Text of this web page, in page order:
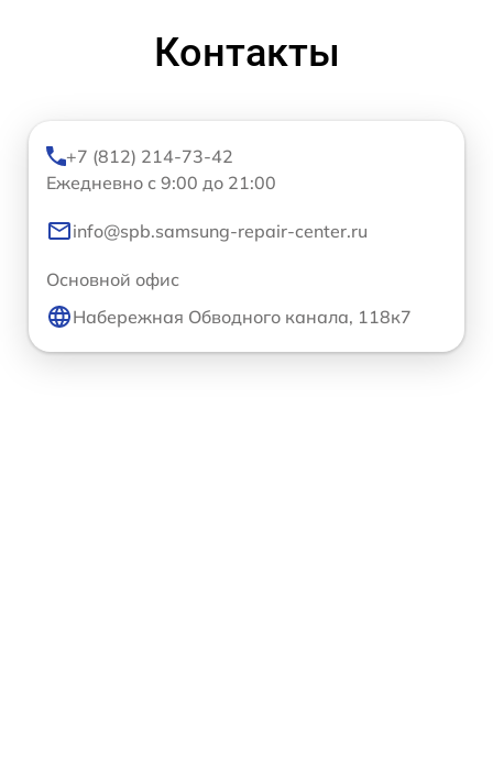
Контакты
+7 (812) 214-73-42
Ежедневно с 9:00 до 21:00
info@spb.samsung-repair-center.ru
Основной офис
Набережная Обводного канала, 118к7